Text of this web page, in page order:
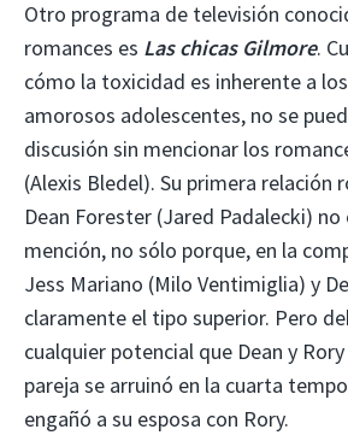
Otro programa de televisión
romances es Las chicas Gilmore.
cómo la toxicidad es inherente a
amorosos adolescentes, no se
discusión sin mencionar los
(Alexis Bledel). Su primera relación
Dean Forester (Jared Padalecki)
mención, no sólo porque, en la
Jess Mariano (Milo Ventimiglia) y
claramente el tipo superior. Pero
cualquier potencial que Dean y
pareja se arruinó en la cuarta
engañó a su esposa con Rory.